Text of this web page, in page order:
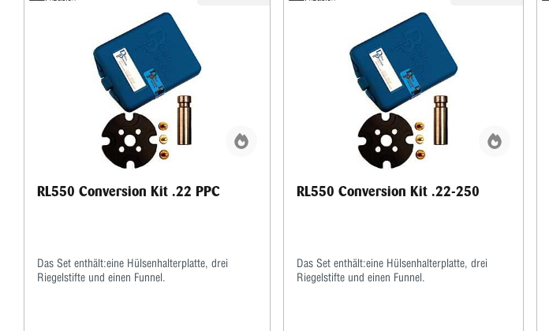
RL550 Conversion Kit .22 PPC
Das Set enthält:eine Hülsenhalterplatte, drei
Riegelstifte und einen Funnel.
RL550 Conversion Kit .22-250
Das Set enthält:eine Hülsenhalterplatte, drei
Riegelstifte und einen Funnel.